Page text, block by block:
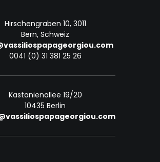
Hirschengraben 10, 3011
Bern, Schweiz
0041 (0) 31 381 25 26
Kastanienallee 19/20
10435 Berlin